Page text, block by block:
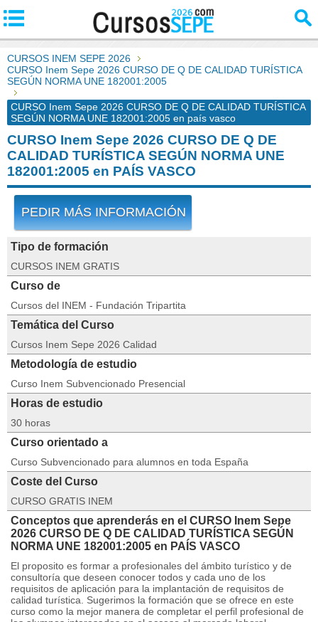
CURSOS INEM SEPE 2026
CURSO Inem Sepe 2026 CURSO DE Q DE CALIDAD TURÍSTICA
SEGÚN NORMA UNE 182001:2005
CURSO Inem Sepe 2026 CURSO DE Q DE CALIDAD TURÍSTICA
SEGÚN NORMA UNE 182001:2005 en país vasco
CURSO Inem Sepe 2026 CURSO DE Q DE
CALIDAD TURÍSTICA SEGÚN NORMA UNE
182001:2005 en PAÍS VASCO
PEDIR MÁS INFORMACIÓN
Tipo de formación
CURSOS INEM GRATIS
Curso de
Cursos del INEM - Fundación Tripartita
Temática del Curso
Cursos Inem Sepe 2026 Calidad
Metodología de estudio
Curso Inem Subvencionado Presencial
Horas de estudio
30 horas
Curso orientado a
Curso Subvencionado para alumnos en toda España
Coste del Curso
CURSO GRATIS INEM
Conceptos que aprenderás en el CURSO Inem Sepe
2026 CURSO DE Q DE CALIDAD TURÍSTICA SEGÚN
NORMA UNE 182001:2005 en PAÍS VASCO
El proposito es formar a profesionales del ámbito turístico y de
consultoría que deseen conocer todos y cada uno de los
requisitos de aplicación para la implantación de requisitos de
calidad turística. Sugerimos la formación que se ofrece en este
curso como la mejor manera de completar el perfil profesional de